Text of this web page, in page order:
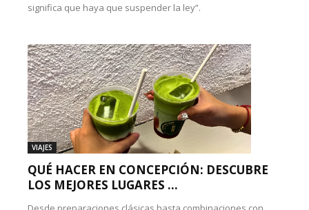
significa que haya que suspender la ley”.
VIAJES
QUÉ HACER EN CONCEPCIÓN: DESCUBRE
LOS MEJORES LUGARES ...